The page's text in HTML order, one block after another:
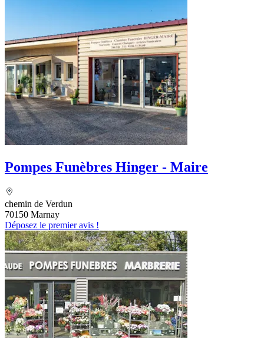
Pompes Funèbres Hinger - Maire
chemin de Verdun
70150 Marnay
Déposez le premier avis !